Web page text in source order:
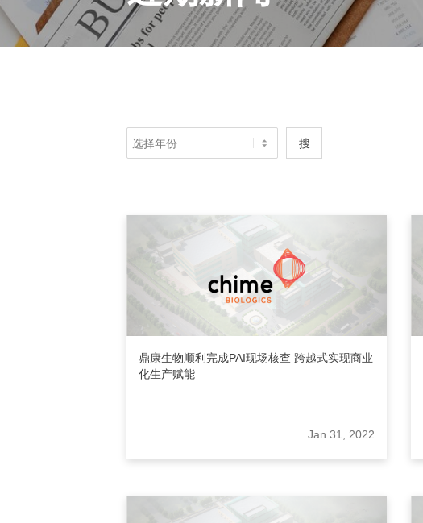
搜
鼎康生物顺利完成PAI现场核查 跨越式实现商业
化生产赋能
Jan 31, 2022